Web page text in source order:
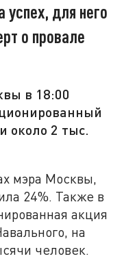
для него
о провале
в 18:00
около 2 тыс.
мэра Москвы,
24%. Также в
акция
на
человек.